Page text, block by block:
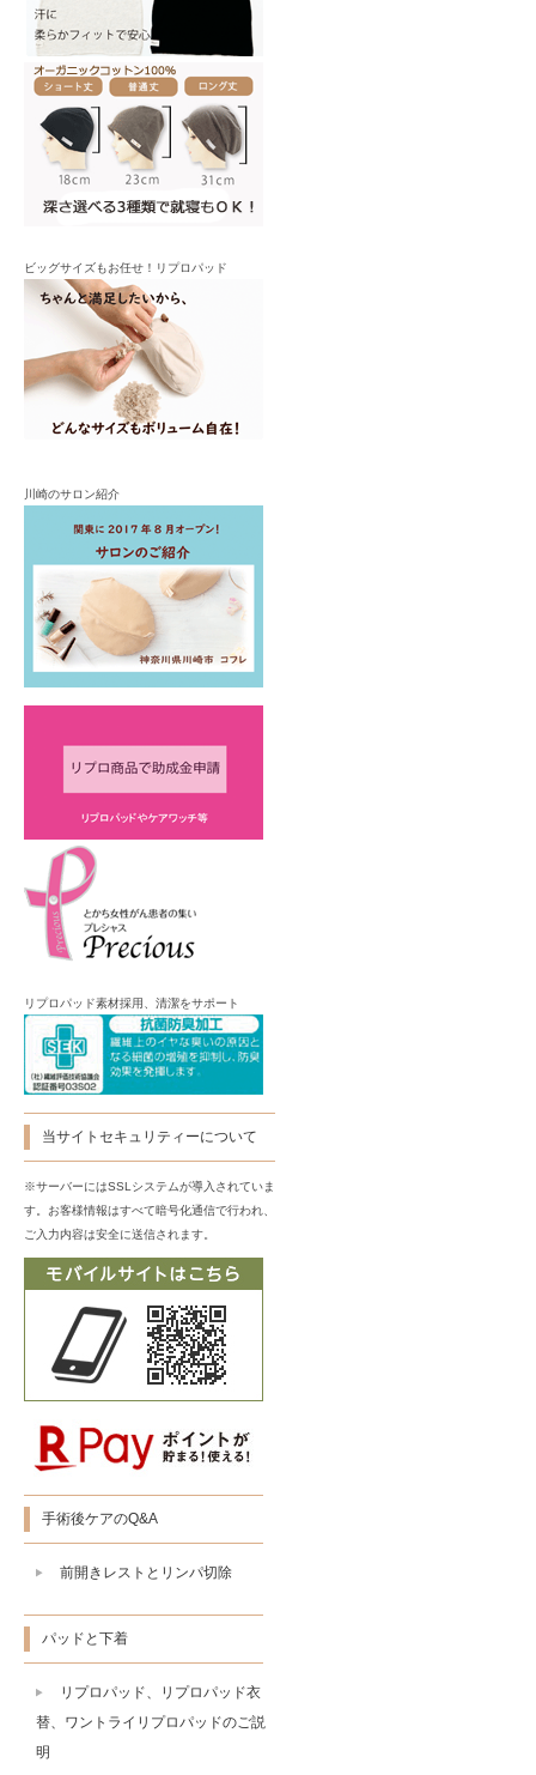
ビッグサイズもお任せ！リプロパッド
川崎のサロン紹介
リプロパッド素材採用、清潔をサポート
当サイトセキュリティーについて
※サーバーにはSSLシステムが導入されていま
す。お客様情報はすべて暗号化通信で行われ、
ご入力内容は安全に送信されます。
手術後ケアのQ&A
前開きレストとリンパ切除
パッドと下着
リプロパッド、リプロパッド衣
替、ワントライリプロパッドのご説
明